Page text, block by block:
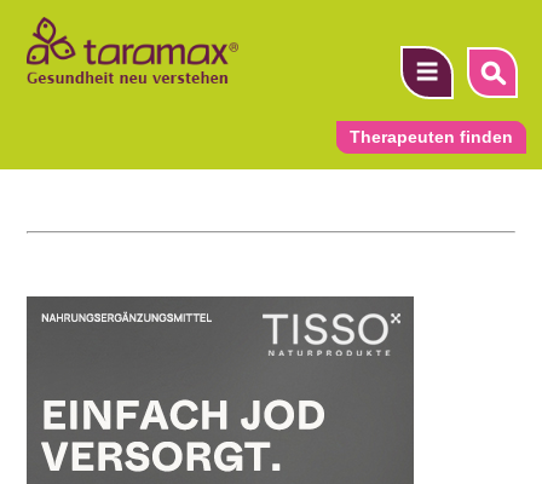
Therapeuten finden